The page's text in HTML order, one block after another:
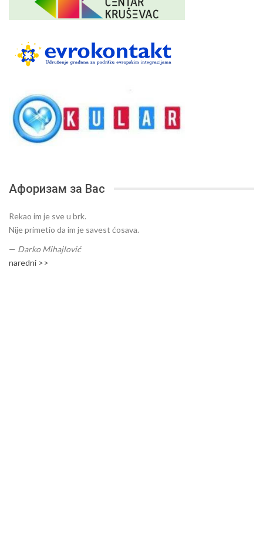
Афоризам за Вас
Rekao im je sve u brk.
Nije primetio da im je savest ćosava.
— Darko Mihajlović
naredni >>